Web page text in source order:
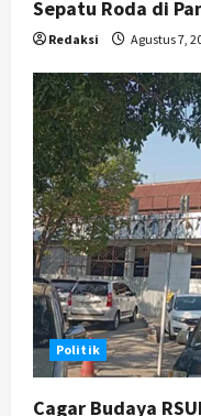
Sepatu Roda di
Redaksi Agustus 7,
Politik
Cagar Budaya